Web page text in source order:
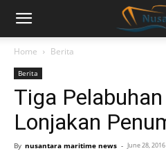
Home Berita
Berita
Tiga
Lonjakan
By nusantara maritime news - June 28, 2016